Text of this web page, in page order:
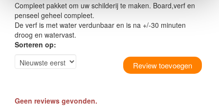
​Compleet pakket om uw schilderij te maken. Board,verf en
penseel geheel compleet.
De verf is met water verdunbaar en is na +/-30 minuten
droog en watervast.
Sorteren op:
Review toevoegen
Geen reviews gevonden.